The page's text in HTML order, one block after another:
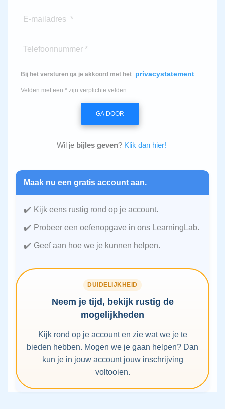
E-mailadres *
Telefoonnummer *
Bij het versturen ga je akkoord met het privacystatement
Velden met een * zijn verplichte velden.
GA DOOR
Wil je bijles geven? Klik dan hier!
Maak nu een gratis account aan.
Kijk eens rustig rond op je account.
Probeer een oefenopgave in ons LearningLab.
Geef aan hoe we je kunnen helpen.
DUIDELIJKHEID
Neem je tijd, bekijk rustig de
mogelijkheden
Kijk rond op je account en zie wat we je te
bieden hebben. Mogen we je gaan helpen? Dan
kun je in jouw account jouw inschrijving
voltooien.